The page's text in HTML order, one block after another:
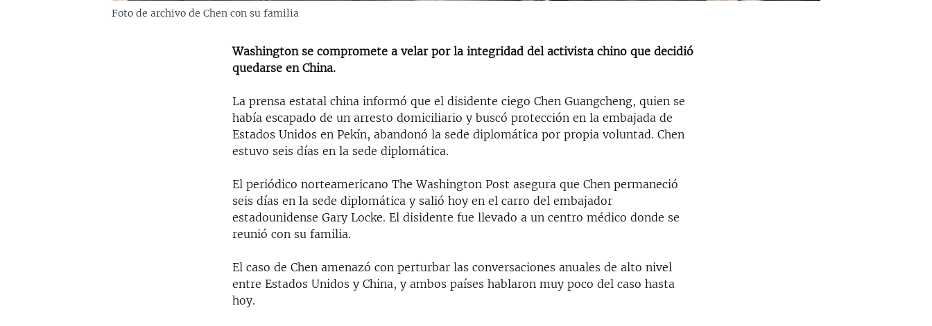
Foto de archivo de Chen con su familia
Washington se compromete a velar por la integridad del activista chino que decidió
quedarse en China.
La prensa estatal china informó que el disidente ciego Chen Guangcheng, quien se
había escapado de un arresto domiciliario y buscó protección en la embajada de
Estados Unidos en Pekín, abandonó la sede diplomática por propia voluntad. Chen
estuvo seis días en la sede diplomática.
El periódico norteamericano The Washington Post asegura que Chen permaneció
seis días en la sede diplomática y salió hoy en el carro del embajador
estadounidense Gary Locke. El disidente fue llevado a un centro médico donde se
reunió con su familia.
El caso de Chen amenazó con perturbar las conversaciones anuales de alto nivel
entre Estados Unidos y China, y ambos países hablaron muy poco del caso hasta
hoy.